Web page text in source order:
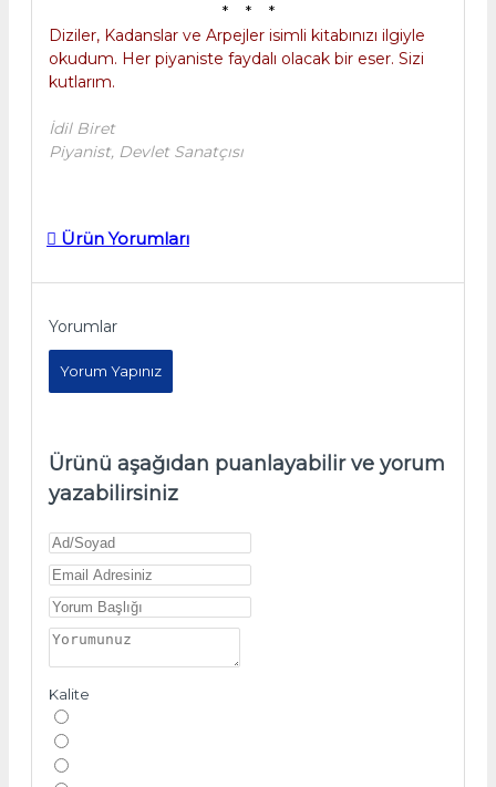
* * *
Diziler, Kadanslar ve Arpejler isimli kitabınızı ilgiyle
okudum. Her piyaniste faydalı olacak bir eser. Sizi
kutlarım.
İdil Biret
Piyanist, Devlet Sanatçısı
Ürün Yorumları
Yorumlar
Yorum Yapınız
Ürünü aşağıdan puanlayabilir ve yorum
yazabilirsiniz
Kalite